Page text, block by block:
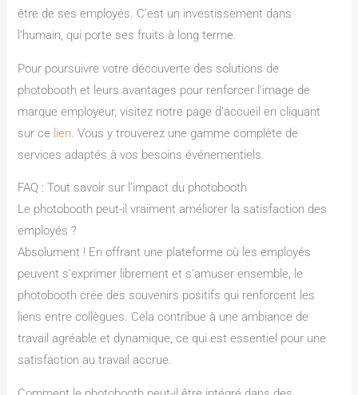
être de ses employés. C’est un investissement dans
l’humain, qui porte ses fruits à long terme.
Pour poursuivre votre découverte des solutions de
photobooth et leurs avantages pour renforcer l’image de
marque employeur, visitez notre page d’accueil en cliquant
sur ce lien . Vous y trouverez une gamme complète de
services adaptés à vos besoins événementiels.
FAQ : Tout savoir sur l’impact du photobooth
Le photobooth peut-il vraiment améliorer la satisfaction des
employés ?
Absolument ! En offrant une plateforme où les employés
peuvent s’exprimer librement et s’amuser ensemble, le
photobooth crée des souvenirs positifs qui renforcent les
liens entre collègues. Cela contribue à une ambiance de
travail agréable et dynamique, ce qui est essentiel pour une
satisfaction au travail accrue.